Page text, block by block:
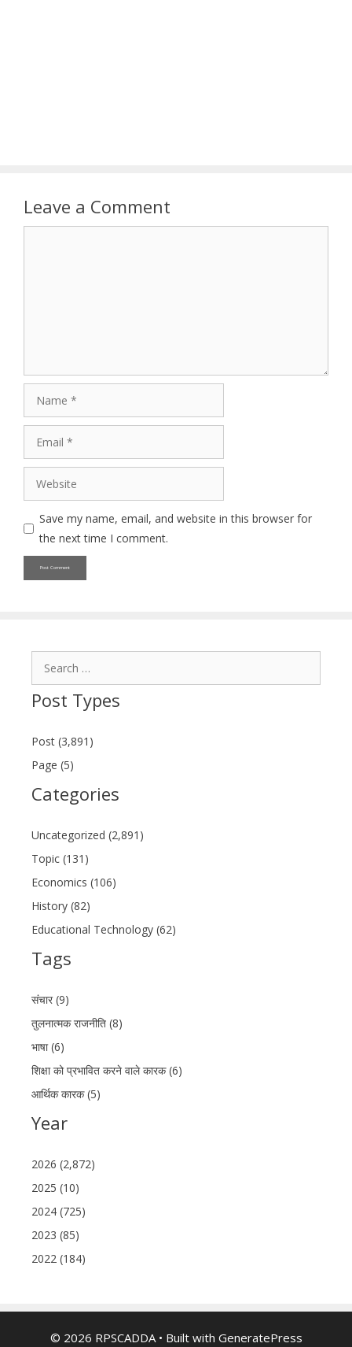
Leave a Comment
Website
Save my name, email, and website in this browser for
the next time I comment.
Post Types
Post (3,891)
Page (5)
Categories
Uncategorized (2,891)
Topic (131)
Economics (106)
History (82)
Educational Technology (62)
Tags
संचार (9)
तुलनात्मक राजनीति (8)
भाषा (6)
शिक्षा को प्रभावित करने वाले कारक (6)
आर्थिक कारक (5)
Year
2026 (2,872)
2025 (10)
2024 (725)
2023 (85)
2022 (184)
© 2026 RPSCADDA• Built with GeneratePress